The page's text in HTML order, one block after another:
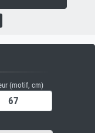
(motif, cm)